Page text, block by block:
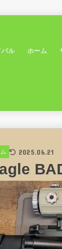
バル ホーム
2025.06.21